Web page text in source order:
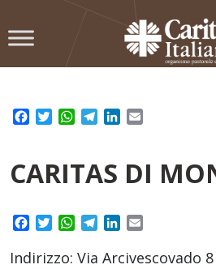
to
Facebook
TwitterWhatsApp
TelegramLinkedIn
CARITAS DI
Facebook
TwitterWhatsApp
TelegramLinkedIn
Indirizzo: Via Arcivescovado 8